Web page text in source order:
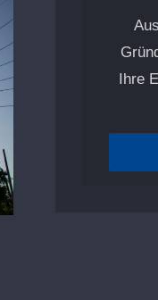
Ihre